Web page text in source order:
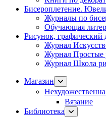
Бисероплетение.
Журналы по
Обучающая
Рисунок, графический
Журнал
Журнал Простые
Журнал Школа
Магазин
Вязание
Библиотека